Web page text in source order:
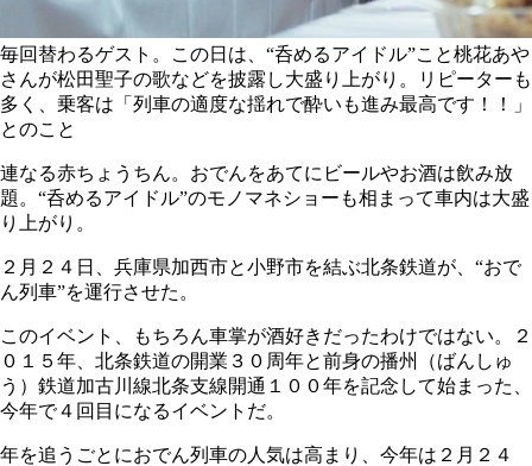
毎回替わるゲスト。この日は、“呑めるアイドル”こと桃花あや
さんが松田聖子の歌などを披露し大盛り上がり。リピーターも
多く、乗客は「列車の適度な揺れで酔いも進み最高です！！」
とのこと
連なる赤ちょうちん。おでんをあてにビールやお酒は飲み放
題。“呑めるアイドル”のモノマネショーも相まって車内は大盛
り上がり。
２月２４日、兵庫県加西市と小野市を結ぶ北条鉄道が、“おで
ん列車”を運行させた。
このイベント、もちろん車掌が酒好きだったわけではない。２
０１５年、北条鉄道の開業３０周年と前身の播州（ばんしゅ
う）鉄道加古川線北条支線開通１００年を記念して始まった、
今年で４回目になるイベントだ。
年を追うごとにおでん列車の人気は高まり、今年は２月２４